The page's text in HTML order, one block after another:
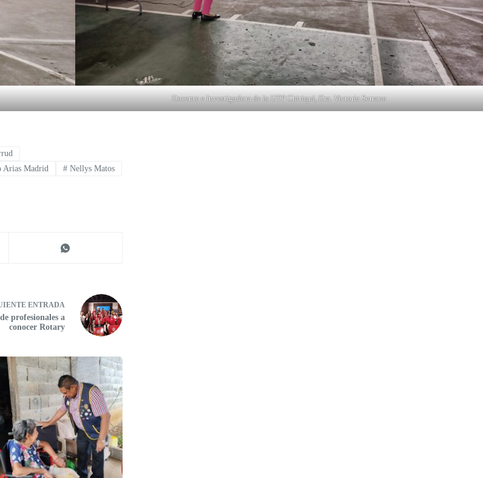
Docente e Investigadora de la UTP Chiriquí, Dra. Victoria Serrano
Madrid # Nellys Matos
ENTRADA
profesionales a
conocer Rotary